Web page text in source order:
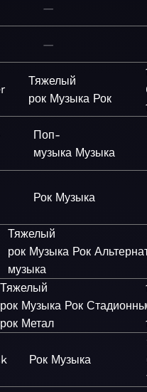
—
—
Тяжелый
рок Музыка Рок
Поп-
музыка Музыка
Рок Музыка
Тяжелый
рок Музыка Рок
музыка
Тяжелый
рок Музыка Рок
рок Метал
Рок Музыка